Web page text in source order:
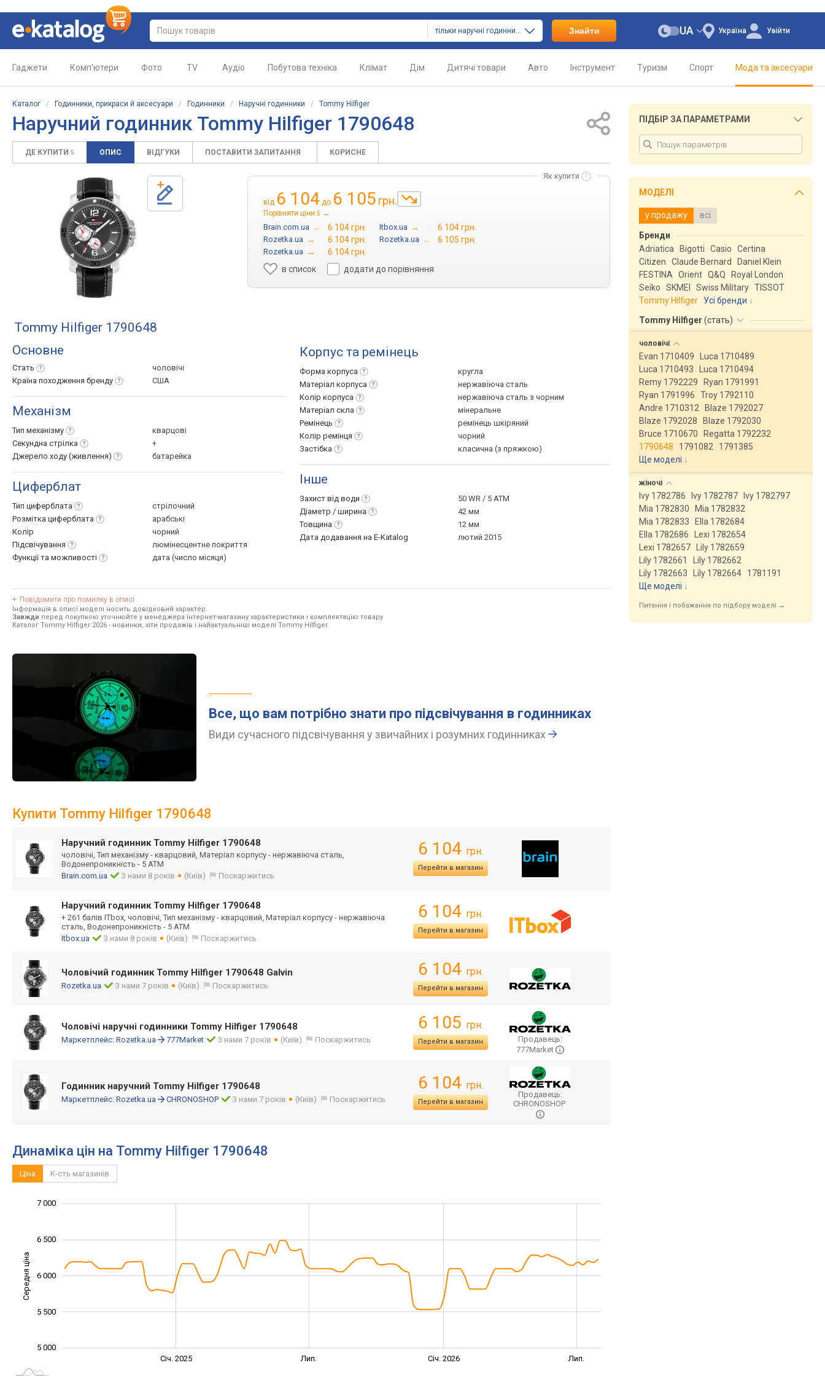
тільки наручні годинники Знайти Україна
UA Увійти
Гаджети Комп'ютери Фото TV Аудіо Побутова техніка Клімат Дім Дитячі товари Авто Інструмент Туризм Спорт Мода та аксесуари
Каталог / Годинники, прикраси й аксесуари / Годинники / Наручні годинники / Tommy Hilfiger
Наручний годинник Tommy Hilfiger 1790648
ДЕ КУПИТИ 5 ОПИС ВІДГУКИ ПОСТАВИТИ ЗАПИТАННЯ КОРИСНЕ
Як купити
від 6 104 до 6 105 грн.
Порівняти ціни 5 →
Brain.com.ua → 6 104 грн. Itbox.ua → 6 104 грн.
Rozetka.ua → 6 104 грн. Rozetka.ua → 6 105 грн.
Rozetka.ua →
6 104 грн.
в список
додати до порівняння
Tommy Hilfiger 1790648
Основне
Стать
чоловічі
Країна походження бренду США
Механізм
Тип механізму
кварцові
Секундна стрілка
+
Джерело ходу (живлення) батарейка
Циферблат
Тип циферблата
стрілочний
Розмітка циферблата
арабські
Колір
чорний
Підсвічування
люмінесцентне покриття
Функції та можливості дата (число місяця)
Корпус та ремінець
Форма корпуса
кругла
Матеріал корпуса
нержавіюча сталь
Колір корпуса
нержавіюча сталь з чорним
Матеріал скла
мінеральне
Ремінець
ремінець шкіряний
Колір ремінця
чорний
Застібка
класична (з пряжкою)
Інше
Захист від води
50 WR / 5 ATM
Діаметр / ширина
42 мм
Товщина
12 мм
Дата додавання на E-Katalog
лютий 2015
Повідомити про помилку в описі
Інформація в описі моделі носить довідковий характер.
Завжди перед покупкою уточнюйте у менеджера інтернет-магазину характеристики і комплектацію товару
Каталог Tommy Hilfiger 2026 - новинки, хіти продажів і найактуальніші моделі Tommy Hilfiger.
Все, що вам потрібно знати про підсвічування в годинниках
Види сучасного підсвічування у звичайних і розумних годинниках
Купити Tommy Hilfiger 1790648
Наручний годинник Tommy Hilfiger 1790648
чоловічі, Тип механізму - кварцовий, Матеріал корпусу - нержавіюча сталь,
Водонепроникність - 5 ATM
Brain.com.ua
З нами 8 років (Київ) Поскаржитись
6 104 грн.
Перейти в магазин
Наручний годинник Tommy Hilfiger 1790648
+ 261 балів ITbox, чоловічі, Тип механізму - кварцовий, Матеріал корпусу - нержавіюча
сталь, Водонепроникність - 5 ATM
Itbox.ua
З нами 8 років (Київ) Поскаржитись
6 104 грн.
Перейти в магазин
Чоловічий годинник Tommy Hilfiger 1790648 Galvin
Rozetka.ua З нами 7 років (Київ) Поскаржитись
6 104 грн.
Перейти в магазин
Чоловічі наручні годинники Tommy Hilfiger 1790648
Маркетплейс: Rozetka.ua 777Market З нами 7 років (Київ) Поскаржитись
6 105 грн.
Перейти в магазин
Продавець:
777Market
Годинник наручний Tommy Hilfiger 1790648
Маркетплейс: Rozetka.ua CHRONOSHOP З нами 7 років (Київ) Поскаржитись
6 104 грн.
Перейти в магазин
Продавець:
CHRONOSHOP
Динаміка цін на Tommy Hilfiger 1790648
Ціна К-сть магазинів
Середня ціна 5 000
5 000
7 000
6 000
6 500
5 500
Січ. 2025 Лип. Січ. 2026 Лип.
ПІДБІР ЗА ПАРАМЕТРАМИ
МОДЕЛІ
у продажу всі
Бренди
Adriatica
Bigotti Casio
Certina
Citizen
Claude Bernard
Daniel Klein
FESTINA
Orient Q&Q
Royal London
Seiko
SKMEI Swiss Military TISSOT
Tommy Hilfiger
Усі бренди
Tommy Hilfiger (стать)
чоловічі
Evan 1710409
Luca 1710489
Luca 1710493
Luca 1710494
Remy 1792229
Ryan 1791991
Ryan 1791996
Troy 1792110
Andre 1710312
Blaze 1792027
Blaze 1792028
Blaze 1792030
Bruce 1710670
Regatta 1792232
1790648
1791082
1791385
Ще моделі ↓
жіночі
Ivy 1782786 Ivy 1782787
Ivy 1782797
Mia 1782830
Mia 1782832
Mia 1782833
Ella 1782684
Ella 1782686
Lexi 1782654
Lexi 1782657
Lily 1782659
Lily 1782661
Lily 1782662
Lily 1782663
Lily 1782664
1781191
Ще моделі ↓
Питання і побажання по підбору моделі →